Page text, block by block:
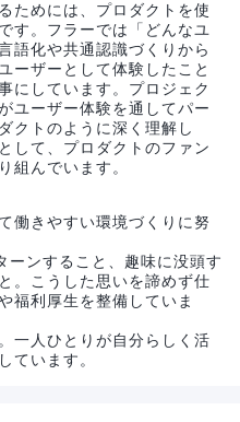
ためには、プロダクトを使
す。フラーでは「どんなユ
語化や共通認識づくりから
ーザーとして体験したこと
にしています。プロジェク
ユーザー体験を通してパー
クトのように深く理解し
して、プロダクトのファン
組んでいます。
働きやすい環境づくりに努
ーンすること、趣味に没頭す
。こうした思いを諦めず仕
福利厚生を整備していま
一人ひとりが自分らしく活
ています。